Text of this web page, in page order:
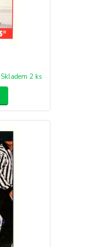
Skladem 2 ks